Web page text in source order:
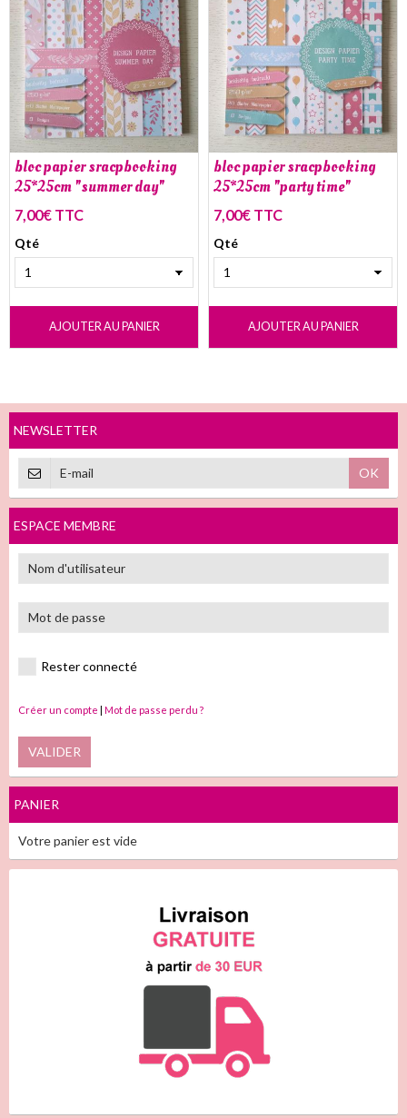
bloc papier sracpbooking
25*25cm "summer day"
7,00€ TTC
Qté
AJOUTER AU PANIER
bloc papier sracpbooking
25*25cm "party time"
7,00€ TTC
Qté
AJOUTER AU PANIER
NEWSLETTER
OK
ESPACE MEMBRE
Rester connecté
Créer un compte | Mot de passe perdu ?
VALIDER
PANIER
Votre panier est vide